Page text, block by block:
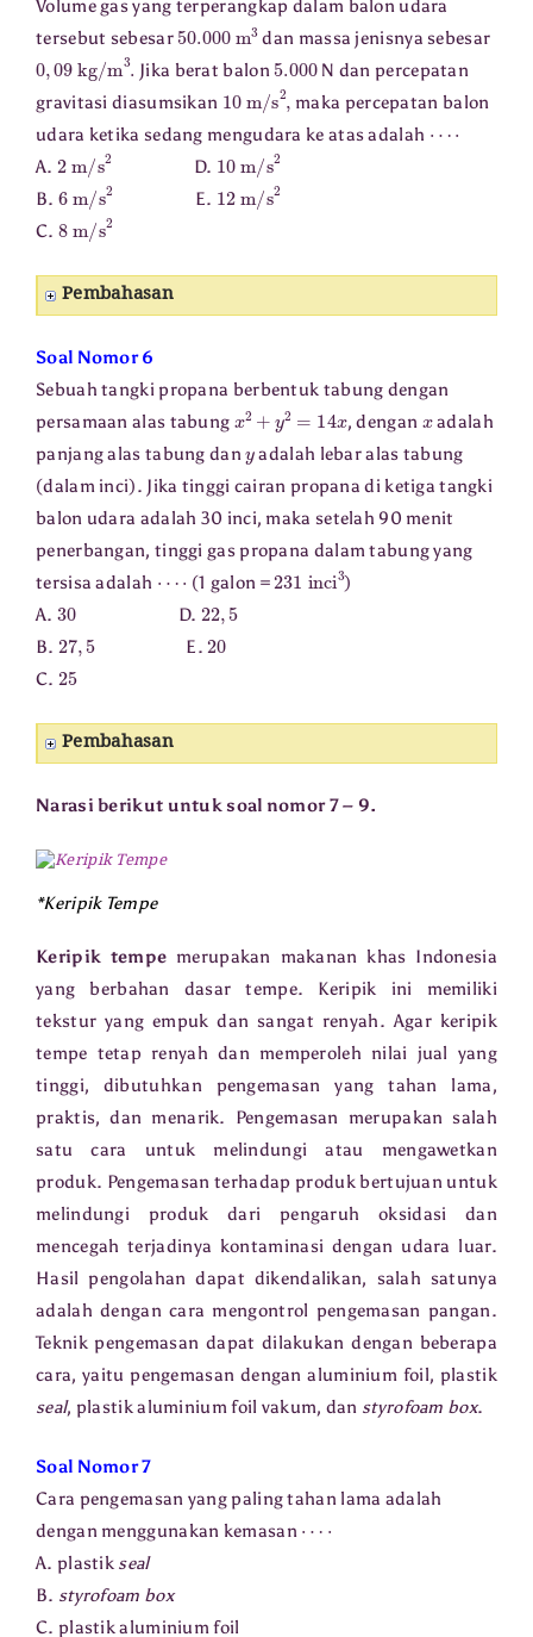
Volume gas yang terperangkap dalam balon udara
tersebut sebesar50.000 m3
dan massa jenisnya sebesar
0 09 kg/m3.
Jika berat balon5.000N dan percepatan
gravitasi diasumsikan 10 m/s2 maka percepatan balon
udara ketika sedang mengudara ke atas adalah
A. 2 m/s 2 D. 10 m/s2
B. 6 m/s2 E. 12 m/s 2
C. 8 m/s2
Pembahasan
Soal Nomor 6
Sebuah tangki propana berbentuk tabung dengan
persamaan alas tabung
2 2= x , dengan
adalah
panjang alas tabung dan adalah lebar alas tabung
(dalam inci). Jika tinggi cairan propana di ketiga tangki
balon udara adalah 30 inci, maka setelah 90 menit
penerbangan, tinggi gas propana dalam tabung yang
tersisa adalah
(1 galon =231 inci3)
A. 30 D. 22 5
B. 27, 5 E.20
C. 25
Pembahasan
Narasi berikut untuk soal nomor 7 – 9.
*Keripik Tempe
Keripik tempe merupakan makanan khas Indonesia
yang berbahan dasar tempe. Keripik ini memiliki
tekstur yang empuk dan sangat renyah. Agar keripik
tempe tetap renyah dan memperoleh nilai jual yang
tinggi, dibutuhkan pengemasan yang tahan lama,
praktis, dan menarik. Pengemasan merupakan salah
satu cara untuk melindungi atau mengawetkan
produk. Pengemasan terhadap produk bertujuan untuk
melindungi produk dari pengaruh oksidasi dan
mencegah terjadinya kontaminasi dengan udara luar.
Hasil pengolahan dapat dikendalikan, salah satunya
adalah dengan cara mengontrol pengemasan pangan.
Teknik pengemasan dapat dilakukan dengan beberapa
cara, yaitu pengemasan dengan aluminium foil, plastik
seal, plastik aluminium foil vakum, dan styrofoam box.
Soal Nomor 7
Cara pengemasan yang paling tahan lama adalah
dengan menggunakan kemasan
A. plastik seal
B. styrofoam box
C. plastik aluminium foil